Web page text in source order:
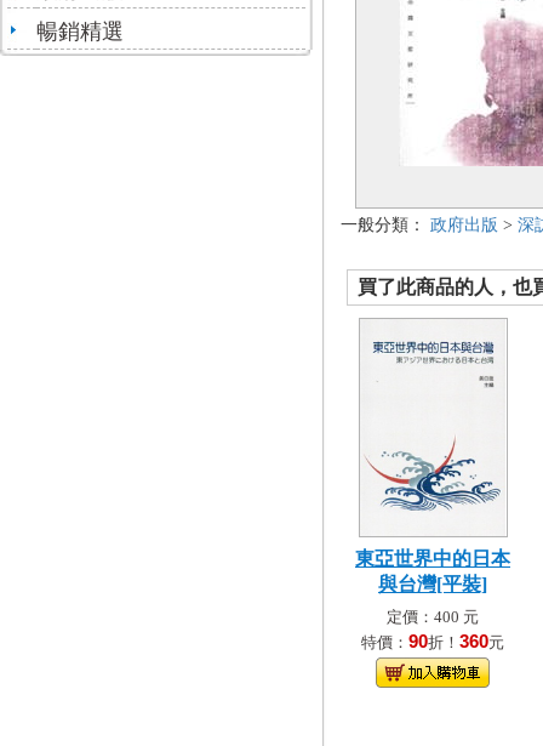
暢銷精選
一般分類： 政府出版 > 深
買了此商品的人，也
東亞世界中的日本
與台灣[平裝]
定價：400 元
特價： 90折！ 360元